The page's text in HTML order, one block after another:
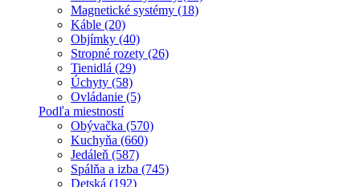
Magnetické systémy (18)
Káble (20)
Objímky (40)
Stropné rozety (26)
Tienidlá (29)
Úchyty (58)
Ovládanie (5)
Podľa miestností
Obývačka (570)
Kuchyňa (660)
Jedáleň (587)
Spálňa a izba (745)
Detská (192)